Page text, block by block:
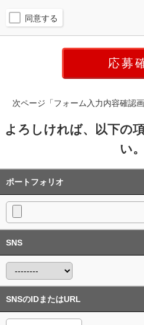
同意する
次ページ「フォーム入力内容確認
よろしければ、以下の
い。
ポートフォリオ
SNS
SNSのIDまたはURL